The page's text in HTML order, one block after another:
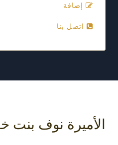
إضافة
اتصل بنا
الأميرة نوف بنت